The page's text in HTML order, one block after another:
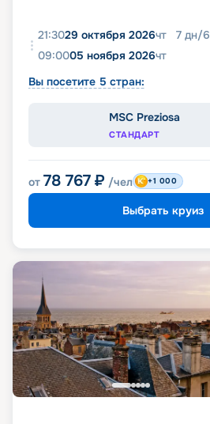
21:3029 октября 2026чт 7 дн/6
09:0005 ноября 2026чт
Вы посетите 5 стран:
MSC Preziosa
СТАНДАРТ
от 78 767 ₽ /чел +1 000
Выбрать круиз